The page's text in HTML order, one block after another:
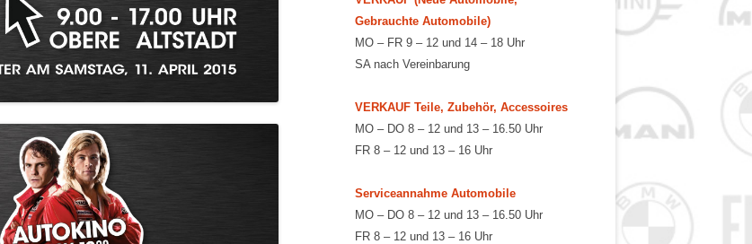
RÄDER-EINLAGERUNG
Gebrauchte Automobile)
MO – FR 9 – 12 und 14 – 18 Uhr
SA nach Vereinbarung
VERKAUF Teile, Zubehör, Accessoires
MO – DO 8 – 12 und 13 – 16.50 Uhr
FR 8 – 12 und 13 – 16 Uhr
Serviceannahme Automobile
MO – DO 8 – 12 und 13 – 16.50 Uhr
FR 8 – 12 und 13 – 16 Uhr